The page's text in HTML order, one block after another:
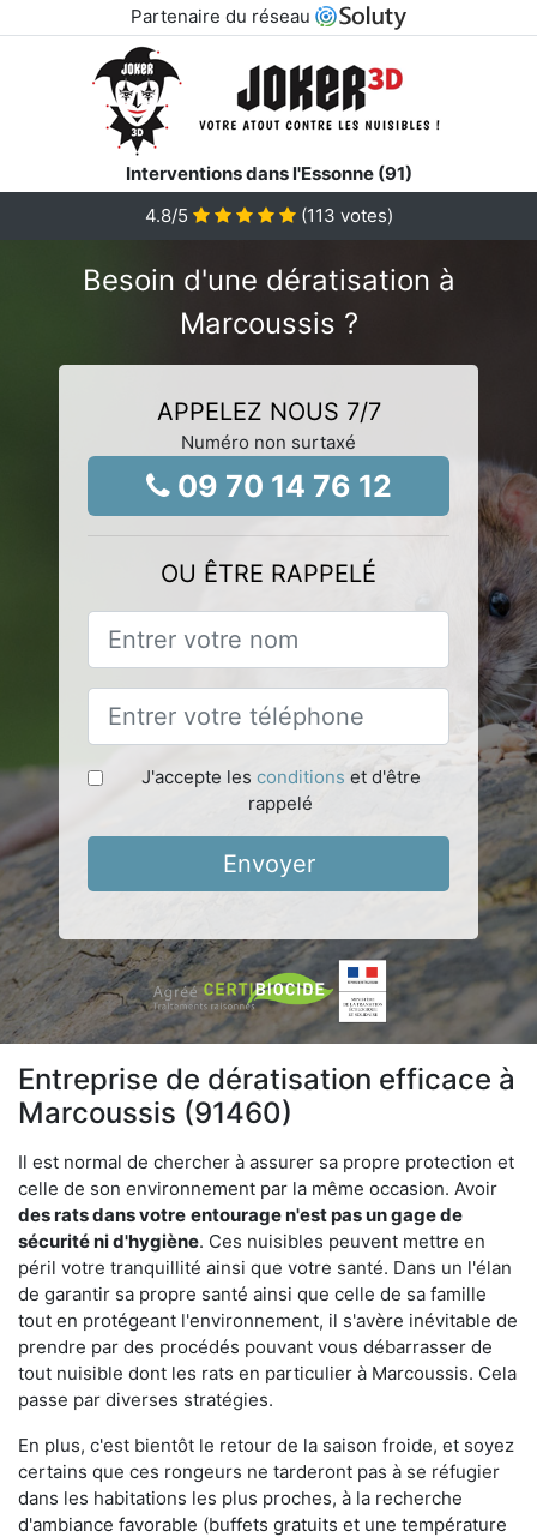
Partenaire du réseau
Interventions dans l'Essonne (91)
4.8/5 (113 votes)
Besoin d'une dératisation à
Marcoussis ?
APPELEZ NOUS 7/7
Numéro non surtaxé
09 70 14 76 12
OU ÊTRE RAPPELÉ
J'accepte les conditions et d'être
rappelé
Envoyer
Entreprise de dératisation efficace à
Marcoussis (91460)
Il est normal de chercher à assurer sa propre protection et
celle de son environnement par la même occasion. Avoir
des rats dans votre entourage n'est pas un gage de
sécurité ni d'hygiène. Ces nuisibles peuvent mettre en
péril votre tranquillité ainsi que votre santé. Dans un l'élan
de garantir sa propre santé ainsi que celle de sa famille
tout en protégeant l'environnement, il s'avère inévitable de
prendre par des procédés pouvant vous débarrasser de
tout nuisible dont les rats en particulier à Marcoussis. Cela
passe par diverses stratégies.
En plus, c'est bientôt le retour de la saison froide, et soyez
certains que ces rongeurs ne tarderont pas à se réfugier
dans les habitations les plus proches, à la recherche
d'ambiance favorable (buffets gratuits et une température